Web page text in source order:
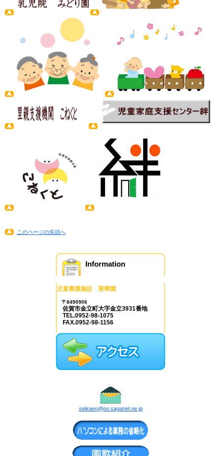
このページの先頭へ
Information
児童養護施設 聖華園
〒8490906
佐賀市金立町大字金立3931番地
TEL.0952-98-1075
FAX.0952-98-1156
seikaen@po.saganet.ne.jp